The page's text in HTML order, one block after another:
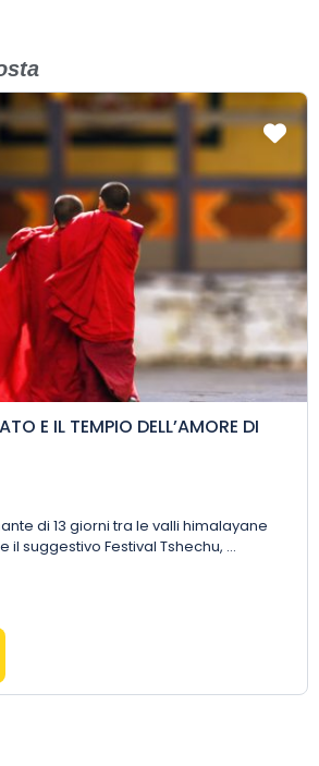
E IL TEMPIO DELL’AMORE DI
di 13 giorni tra le valli himalayane
il suggestivo Festival Tshechu, ...